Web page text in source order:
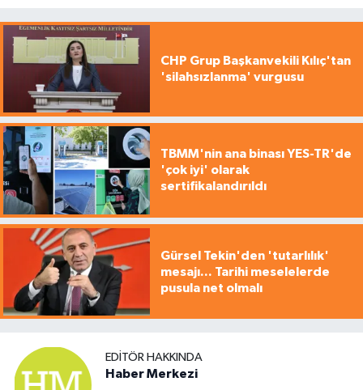
CHP Grup Başkanvekili Kılıç'tan
'silahsızlanma' vurgusu
TBMM'nin ana binası YES-TR'de
'çok iyi' olarak
sertifikalandırıldı
Gürsel Tekin'den 'tutarlılık'
mesajı... Tarihi meselelerde
pusula net olmalı
EDITÖR HAKKINDA
Haber Merkezi